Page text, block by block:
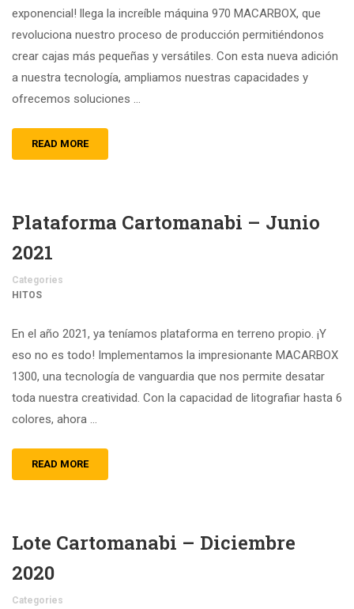
exponencial! llega la increíble máquina 970 MACARBOX, que
revoluciona nuestro proceso de producción permitiéndonos
crear cajas más pequeñas y versátiles. Con esta nueva adición
a nuestra tecnología, ampliamos nuestras capacidades y
ofrecemos soluciones …
READ MORE
Plataforma Cartomanabi – Junio
2021
Categories
HITOS
En el año 2021, ya teníamos plataforma en terreno propio. ¡Y
eso no es todo! Implementamos la impresionante MACARBOX
1300, una tecnología de vanguardia que nos permite desatar
toda nuestra creatividad. Con la capacidad de litografiar hasta 6
colores, ahora …
READ MORE
Lote Cartomanabi – Diciembre
2020
Categories